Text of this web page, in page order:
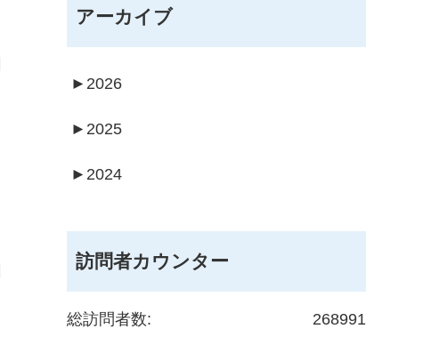
アーカイブ
► 2026
► 2025
► 2024
訪問者カウンター
268991
総訪問者数: